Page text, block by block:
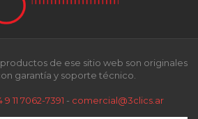
de ese sitio web son originales
garantía y soporte técnico.
9 11 7062-7391 - comercial@3clics.ar